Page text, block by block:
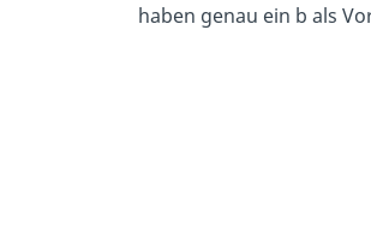
haben genau ein b als